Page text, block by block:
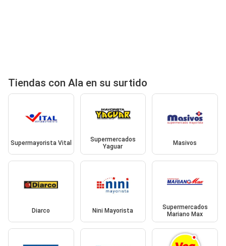
Tiendas con Ala en su surtido
Supermayorista Vital
Supermercados
Yaguar
Masivos
Diarco Nini Mayorista
Supermercados
Mariano Max